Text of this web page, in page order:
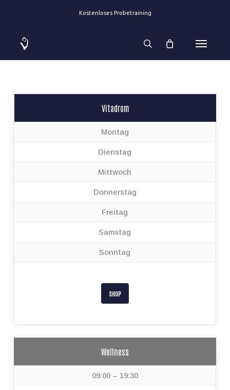
content
Kostenloses Probetraining
search
Menu
Vitadrom
Montag
Dienstag
Mittwoch
Donnerstag
Freitag
Samstag
Sonntag
SHOP
Wellness
09:00 – 19:30